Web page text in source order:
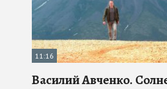
11:16
Василий Авченко.